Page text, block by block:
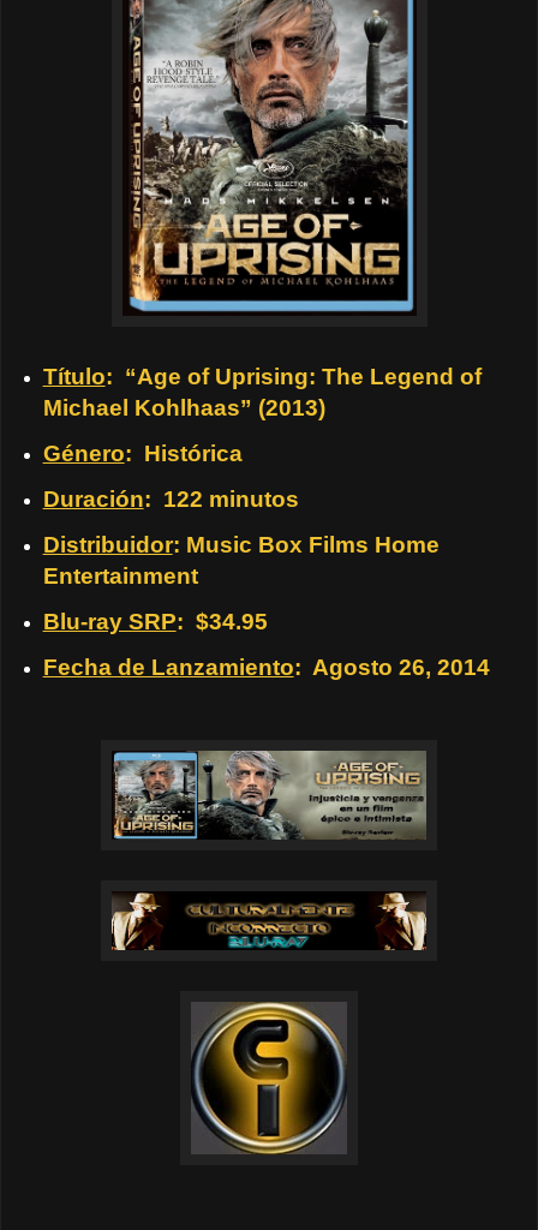
Título: “Age of Uprising: The Legend of
Michael Kohlhaas” (2013)
Género: Histórica
Duración: 122 minutos
Distribuidor: Music Box Films Home
Entertainment
Blu-ray SRP: $34.95
Fecha de Lanzamiento: Agosto 26, 2014